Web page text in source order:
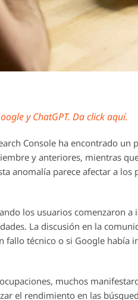
y ChatGPT. Da click aquí.
Console ha encontrado
y anteriores, mientras
anomalía parece afectar a
los usuarios comenzaron a
La discusión en la
fallo técnico o si Google había
muchos
el rendimiento en las